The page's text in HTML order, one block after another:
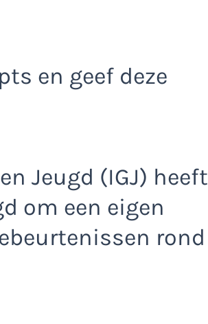
en geef deze
Jeugd (IGJ) heeft
om een eigen
rond